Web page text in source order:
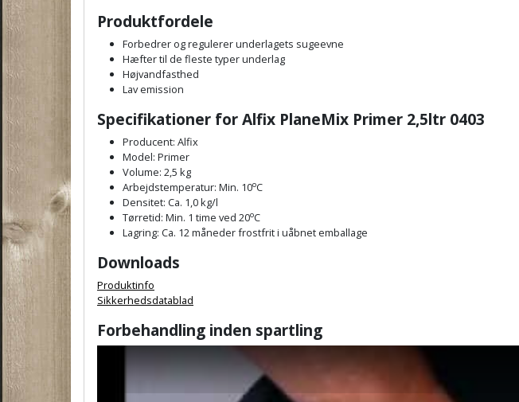
Produktfordele
Forbedrer og regulerer underlagets sugeevne
Hæfter til de fleste typer underlag
Højvandfasthed
Lav emission
Specifikationer for Alfix PlaneMix Primer 2,5ltr 0403
Producent: Alfix
Model: Primer
Volume: 2,5 kg
Arbejdstemperatur: Min. 10oC
Densitet: Ca. 1,0 kg/l
Tørretid: Min. 1 time ved 20oC
Lagring: Ca. 12 måneder frostfrit i uåbnet emballage
Downloads
Produktinfo
Sikkerhedsdatablad
Forbehandling inden spartling